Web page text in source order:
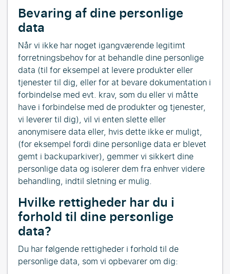
Bevaring af dine personlige
data
Når vi ikke har noget igangværende legitimt
forretningsbehov for at behandle dine personlige
data (til for eksempel at levere produkter eller
tjenester til dig, eller for at bevare dokumentation i
forbindelse med evt. krav, som du eller vi måtte
have i forbindelse med de produkter og tjenester,
vi leverer til dig), vil vi enten slette eller
anonymisere data eller, hvis dette ikke er muligt,
(for eksempel fordi dine personlige data er blevet
gemt i backuparkiver), gemmer vi sikkert dine
personlige data og isolerer dem fra enhver videre
behandling, indtil sletning er mulig.
Hvilke rettigheder har du i
forhold til dine personlige
data?
Du har følgende rettigheder i forhold til de
personlige data, som vi opbevarer om dig: